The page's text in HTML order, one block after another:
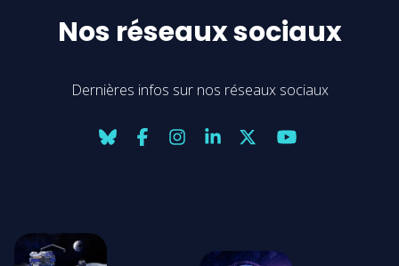
Nos réseaux sociaux
Dernières infos sur nos réseaux sociaux